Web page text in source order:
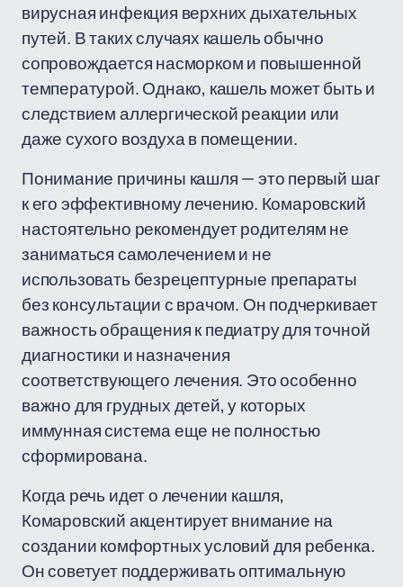
вирусная инфекция верхних дыхательных
путей. В таких случаях кашель обычно
сопровождается насморком и повышенной
температурой. Однако, кашель может быть и
следствием аллергической реакции или
даже сухого воздуха в помещении.
Понимание причины кашля — это первый шаг
к его эффективному лечению. Комаровский
настоятельно рекомендует родителям не
заниматься самолечением и не
использовать безрецептурные препараты
без консультации с врачом. Он подчеркивает
важность обращения к педиатру для точной
диагностики и назначения
соответствующего лечения. Это особенно
важно для грудных детей, у которых
иммунная система еще не полностью
сформирована.
Когда речь идет о лечении кашля,
Комаровский акцентирует внимание на
создании комфортных условий для ребенка.
Он советует поддерживать оптимальную